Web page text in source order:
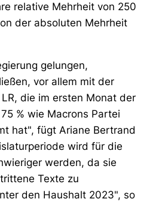
relative Mehrheit von 250
der absoluten Mehrheit
gelungen,
vor allem mit der
die im ersten Monat der
% wie Macrons Partei
hat", fügt Ariane Bertrand
wird für die
werden, da sie
Texte zu
den Haushalt 2023", so